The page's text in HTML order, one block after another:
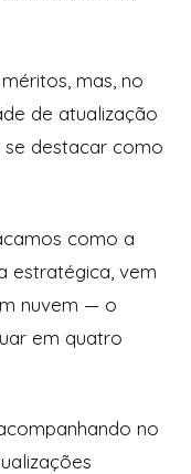
mas, no
de atualização
se destacar como
como a
estratégica, vem
nuvem — o
em quatro
no